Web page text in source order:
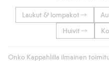
Laukut & lompakot
Huivit
Onko Kappahlilla ilmainen